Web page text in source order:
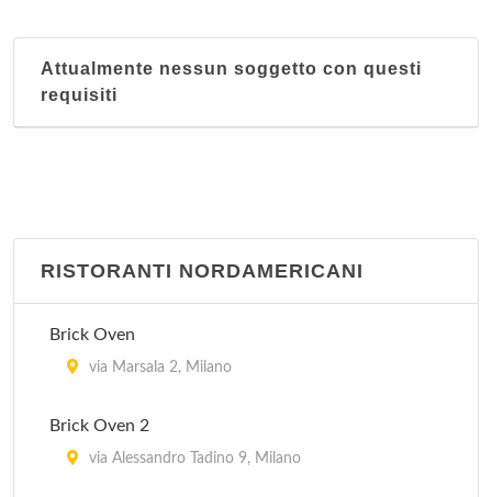
Attualmente nessun soggetto con questi
requisiti
RISTORANTI NORDAMERICANI
Brick Oven
via Marsala 2, Milano
Brick Oven 2
via Alessandro Tadino 9, Milano